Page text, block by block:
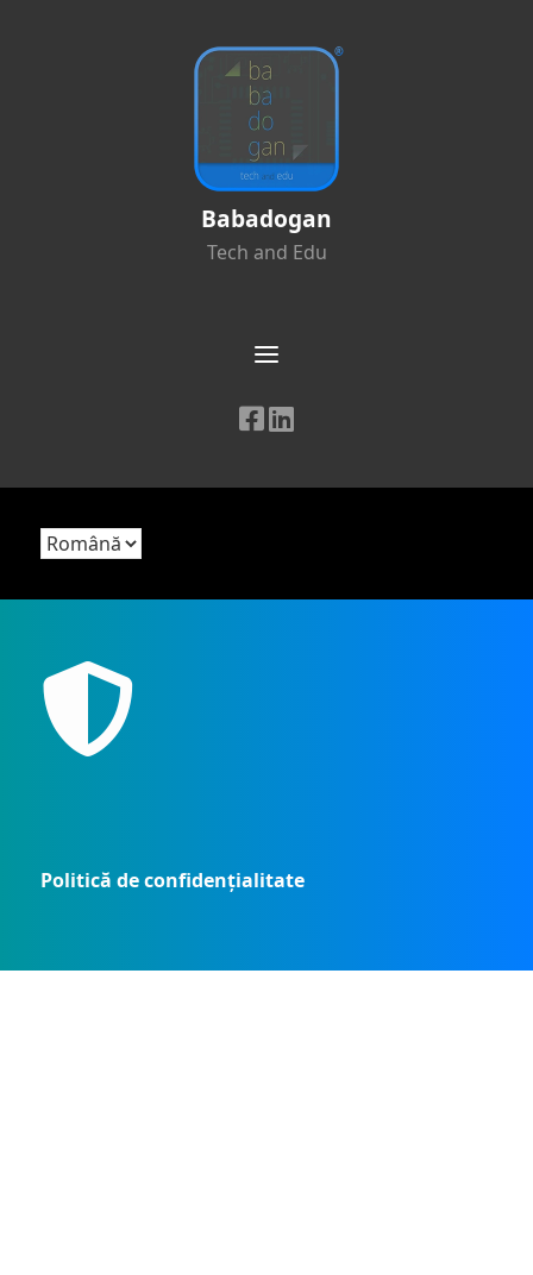
Babadogan
Tech and Edu
Alege
limbă
Politică de confidențialitate